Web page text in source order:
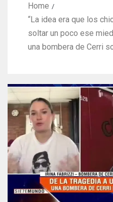
Home
“La idea era que los
soltar un poco ese
una bombera de Cerri